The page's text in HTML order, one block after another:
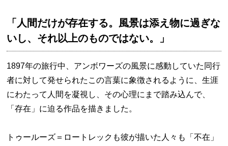
「人間だけが存在する。風景は添え物に過ぎな
いし、それ以上のものではない。」
1897年の旅行中、アンボワーズの風景に感動していた同行
者に対して発せられたこの言葉に象徴されるように、生涯
にわたって人間を凝視し、その心理にまで踏み込んで、
「存在」に迫る作品を描きました。
トゥールーズ＝ロートレックも彼が描いた人々も「不在」